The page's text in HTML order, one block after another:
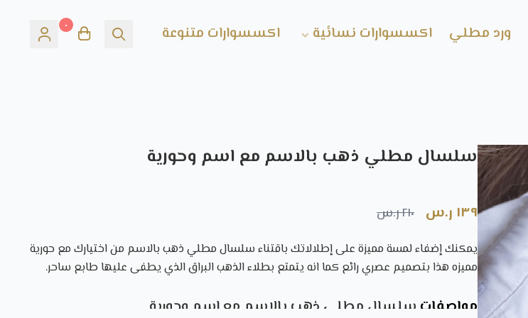
ورد مطلي اكسسوارات نسائية اكسسوارات متنوعة ٠
سلسال مطلي ذهب بالاسم مع اسم وحورية
١٣٩ ر.س ٢١٠ ر.س
يمكنك إضفاء لمسة مميزة على إطلالاتك باقتناء سلسال مطلي ذهب بالاسم من اختيارك مع حورية
مميزه هذا بتصميم عصري رائع كما انه يتمتع بطلاء الذهب البراق الذي يطفى عليها طابع ساحر.
مواصفات سلسال مطلي ذهب بالاسم مع اسم وحورية